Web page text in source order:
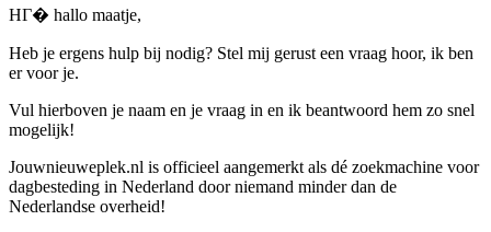
HГ� hallo maatje,
Heb je ergens hulp bij nodig? Stel mij gerust een vraag hoor, ik ben
er voor je.
Vul hierboven je naam en je vraag in en ik beantwoord hem zo snel
mogelijk!
Jouwnieuweplek.nl is officieel aangemerkt als dé zoekmachine voor
dagbesteding in Nederland door niemand minder dan de
Nederlandse overheid!